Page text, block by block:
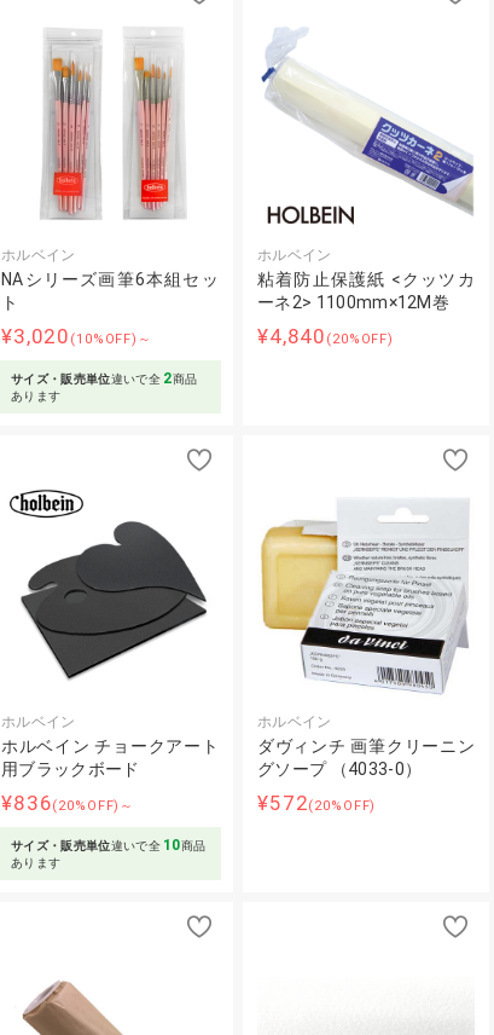
ホルベイン
NAシリーズ画筆6本組セッ
ト
¥3,020 (10%OFF)～
サイズ・販売単位違いで全 2商品
あります
ホルベイン
粘着防止保護紙 <クッツカ
ーネ2> 1100mm×12M巻
¥4,840 (20%OFF)
ホルベイン
ホルベイン チョークアート
用ブラックボード
¥836(20%OFF)～
サイズ・販売単位違いで全 10商品
あります
ホルベイン
ダヴィンチ 画筆クリーニン
グソープ （4033-0）
¥572(20%OFF)